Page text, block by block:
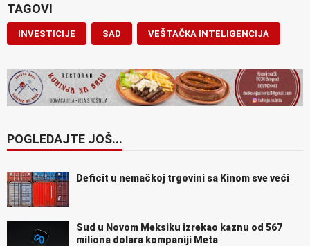
TAGOVI
INVESTICIJE SAD VEŠTAČKA INTELIGENCIJA
POGLEDAJTE JOŠ...
Deficit u nemačkoj trgovini sa Kinom sve veći
Sud u Novom Meksiku izrekao kaznu od 567
miliona dolara kompaniji Meta